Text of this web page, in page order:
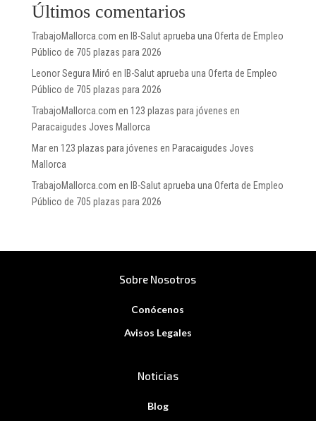
Últimos comentarios
TrabajoMallorca.com en IB-Salut aprueba una Oferta de Empleo
Público de 705 plazas para 2026
Leonor Segura Miró en IB-Salut aprueba una Oferta de Empleo
Público de 705 plazas para 2026
TrabajoMallorca.com en 123 plazas para jóvenes en
Paracaigudes Joves Mallorca
Maren 123 plazas para jóvenes en Paracaigudes Joves
Mallorca
TrabajoMallorca.com en IB-Salut aprueba una Oferta de Empleo
Público de 705 plazas para 2026
Sobre Nosotros
Conócenos
Avisos Legales
Noticias
Blog